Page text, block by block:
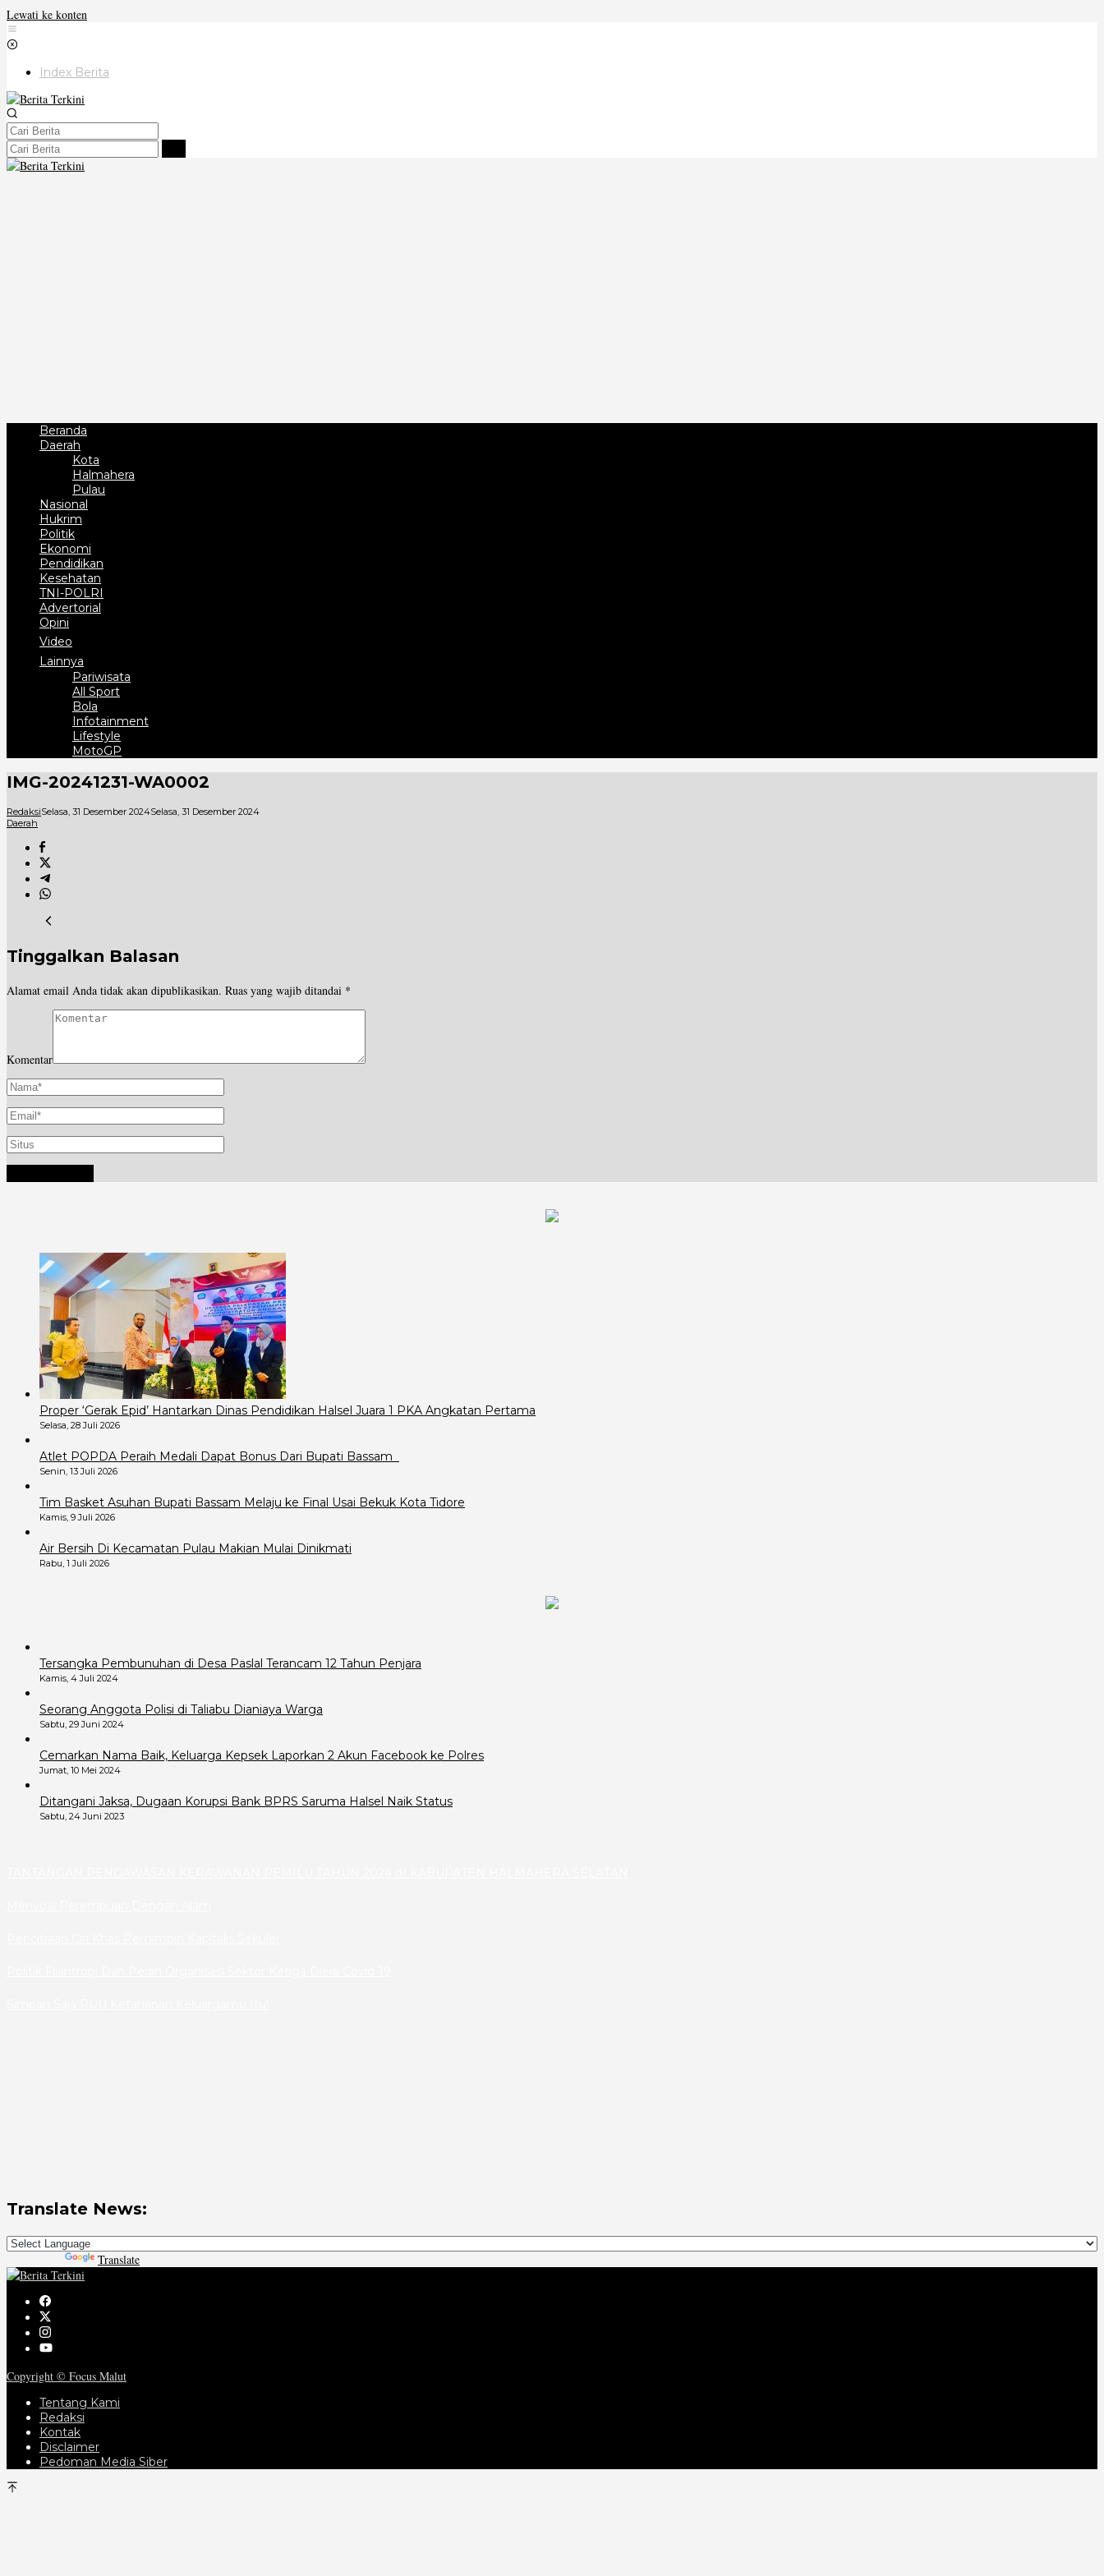
Lewati ke konten
Index Berita
Beranda
Daerah
Kota
Halmahera
Pulau
Nasional
Hukrim
Politik
Ekonomi
Pendidikan
Kesehatan
TNI-POLRI
Advertorial
Opini
Video
Lainnya
Pariwisata
All Sport
Bola
Infotainment
Lifestyle
MotoGP
IMG-20241231-WA0002
RedaksiSelasa, 31 Desember 2024Selasa, 31 Desember 2024
Daerah
Tinggalkan Balasan
Alamat email Anda tidak akan dipublikasikan. Ruas yang wajib ditandai *
Komentar
Proper ‘Gerak Epid’ Hantarkan Dinas Pendidikan Halsel Juara 1 PKA Angkatan Pertama
Selasa, 28 Juli 2026
Atlet POPDA Peraih Medali Dapat Bonus Dari Bupati Bassam
Senin, 13 Juli 2026
Tim Basket Asuhan Bupati Bassam Melaju ke Final Usai Bekuk Kota Tidore
Kamis, 9 Juli 2026
Air Bersih Di Kecamatan Pulau Makian Mulai Dinikmati
Rabu, 1 Juli 2026
Tersangka Pembunuhan di Desa Paslal Terancam 12 Tahun Penjara
Kamis, 4 Juli 2024
Seorang Anggota Polisi di Taliabu Dianiaya Warga
Sabtu, 29 Juni 2024
Cemarkan Nama Baik, Keluarga Kepsek Laporkan 2 Akun Facebook ke Polres
Jumat, 10 Mei 2024
Ditangani Jaksa, Dugaan Korupsi Bank BPRS Saruma Halsel Naik Status
Sabtu, 24 Juni 2023
Translate News:
Translate
Copyright © Focus Malut
Tentang Kami
Redaksi
Kontak
Disclaimer
Pedoman Media Siber